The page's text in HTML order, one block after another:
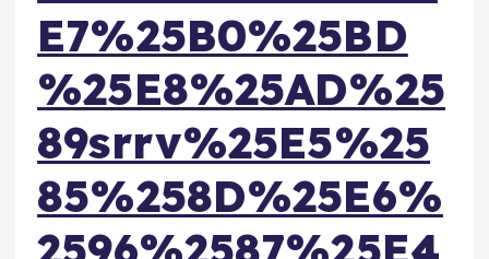
E7%25B0%25BD
%25E8%25AD%25
89srrv%25E5%25
85%258D%25E6%